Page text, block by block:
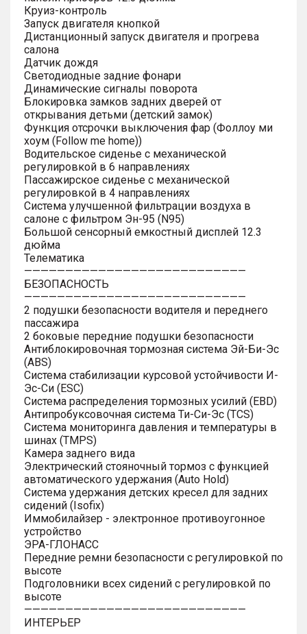
Круиз-контроль
Запуск двигателя кнопкой
Дистанционный запуск двигателя и прогрева
салона
Датчик дождя
Светодиодные задние фонари
Динамические сигналы поворота
Блокировка замков задних дверей от
открывания детьми (детский замок)
Функция отсрочки выключения фар (Фоллоу ми
хоум (Follow me home))
Водительское сиденье с механической
регулировкой в 6 направлениях
Пассажирское сиденье с механической
регулировкой в 4 направлениях
Система улучшенной фильтрации воздуха в
салоне с фильтром Эн-95 (N95)
Большой сенсорный емкостный дисплей 12.3
дюйма
Телематика
———————————————————————————
БЕЗОПАСНОСТЬ
———————————————————————————
2 подушки безопасности водителя и переднего
пассажира
2 боковые передние подушки безопасности
Антиблокировочная тормозная система Эй-Би-Эс
(ABS)
Система стабилизации курсовой устойчивости И-
Эс-Си (ESC)
Система распределения тормозных усилий (EBD)
Антипробуксовочная система Ти-Си-Эс (TCS)
Система мониторинга давления и температуры в
шинах (TMPS)
Камера заднего вида
Электрический стояночный тормоз с функцией
автоматического удержания (Auto Hold)
Система удержания детских кресел для задних
сидений (Isofix)
Иммобилайзер - электронное противоугонное
устройство
ЭРА-ГЛОНАСС
Передние ремни безопасности с регулировкой по
высоте
Подголовники всех сидений с регулировкой по
высоте
———————————————————————————
ИНТЕРЬЕР